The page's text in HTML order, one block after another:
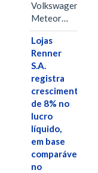
Volkswagen
Meteor…
Lojas
Renner
S.A.
registra
crescimento
de 8% no
lucro
líquido,
em base
comparável,
no